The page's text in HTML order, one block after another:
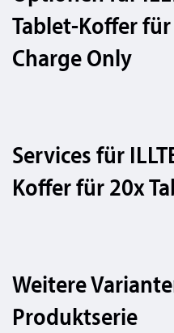
Tablet-Koffer
Charge Only
Services für
Koffer für 20x
Weitere
Produktserie